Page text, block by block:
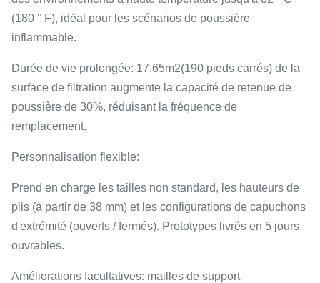
(180 ° F), idéal pour les scénarios de poussière
inflammable.
Durée de vie prolongée: 17.65m2(190 pieds carrés) de la
surface de filtration augmente la capacité de retenue de
poussière de 30%, réduisant la fréquence de
remplacement.
Personnalisation flexible:
Prend en charge les tailles non standard, les hauteurs de
plis (à partir de 38 mm) et les configurations de capuchons
d'extrémité (ouverts / fermés). Prototypes livrés en 5 jours
ouvrables.
Améliorations facultatives: mailles de support